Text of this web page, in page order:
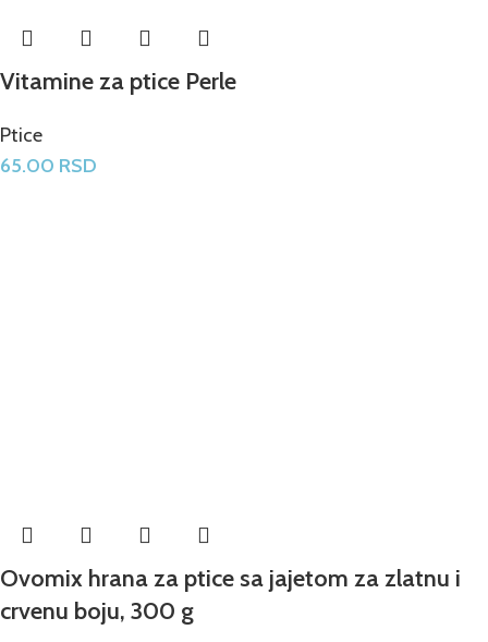
Vitamine za ptice Perle
Ptice
65.00 RSD
Ovomix hrana za ptice sa jajetom za zlatnu i
crvenu boju, 300 g